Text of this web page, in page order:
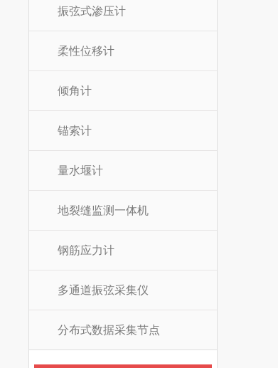
振弦式渗压计
柔性位移计
倾角计
锚索计
量水堰计
地裂缝监测一体机
钢筋应力计
多通道振弦采集仪
分布式数据采集节点